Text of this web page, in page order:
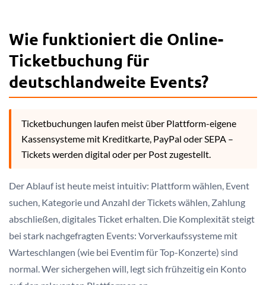
Wie funktioniert die Online-
Ticketbuchung für
deutschlandweite Events?
Ticketbuchungen laufen meist über Plattform-eigene
Kassensysteme mit Kreditkarte, PayPal oder SEPA –
Tickets werden digital oder per Post zugestellt.
Der Ablauf ist heute meist intuitiv: Plattform wählen, Event
suchen, Kategorie und Anzahl der Tickets wählen, Zahlung
abschließen, digitales Ticket erhalten. Die Komplexität steigt
bei stark nachgefragten Events: Vorverkaufssysteme mit
Warteschlangen (wie bei Eventim für Top-Konzerte) sind
normal. Wer sichergehen will, legt sich frühzeitig ein Konto